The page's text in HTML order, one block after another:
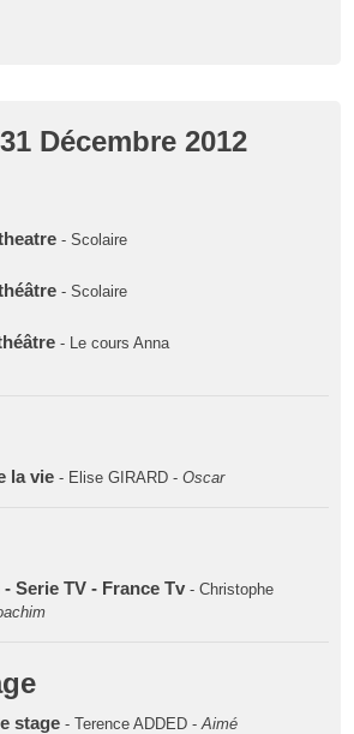
Décembre 2012
- Scolaire
- Scolaire
- Le cours Anna
la vie- Elise GIRARD - Oscar
Serie TV - France Tv- Christophe
stage- Terence ADDED - Aimé